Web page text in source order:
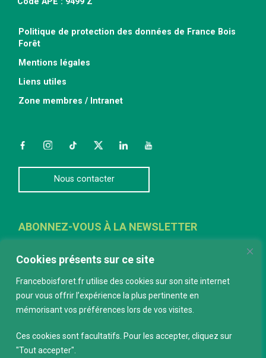
Cookies présents sur ce site
Franceboisforet.fr utilise des cookies sur son site internet
pour vous offrir l’expérience la plus pertinente en
mémorisant vos préférences lors de vos visites.
Ces cookies sont facultatifs. Pour les accepter, cliquez sur
"Tout accepter".
Politique de protection des données de France Bois
Forêt
Mentions légales
Liens utiles
Zone membres / Intranet
FacebookInstagramTikTokTwitterLinkedInYouTube
Nous contacter
ABONNEZ-VOUS À LA NEWSLETTER
E-mail*